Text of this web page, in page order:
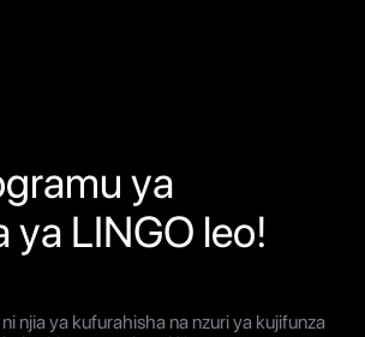
ya
ya LINGO leo!
njia ya kufurahisha na nzuri ya kujifunza